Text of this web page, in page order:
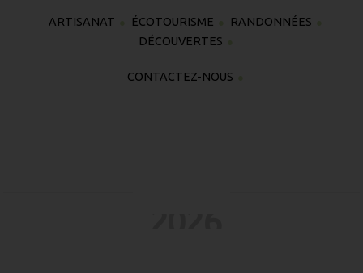
ARTISANAT ÉCOTOURISME
RANDONNÉES
DÉCOUVERTES
CONTACTEZ-NOUS